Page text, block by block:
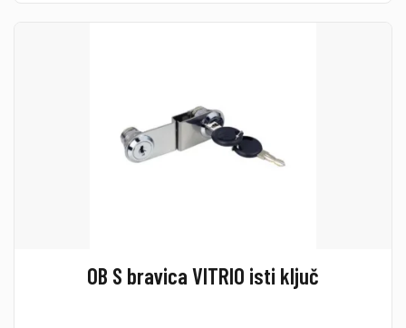
OB S bravica VITRIO isti ključ